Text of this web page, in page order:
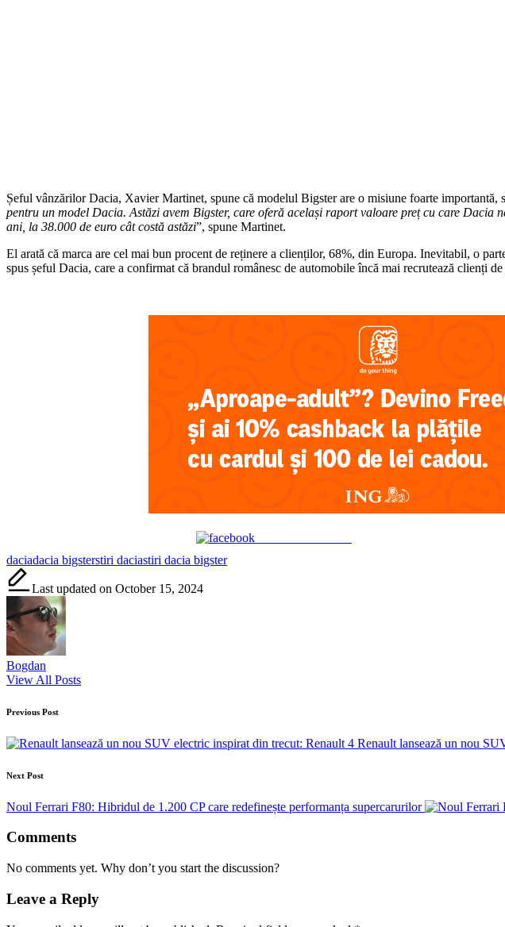
Șeful vânzărilor Dacia, Xavier Martinet, spune că modelul Bigster are o misiune foarte importantă,
pentru un model Dacia. Astăzi avem Bigster, care oferă același raport valoare preț cu care
ani, la 38.000 de euro cât costă astăzi”, spune Martinet.
El arată că marca are cel mai bun procent de reținere a clienților, 68%, din Europa. Inevitabil, o
spus șeful Dacia, care a confirmat că brandul românesc de automobile încă mai recrutează clienți
Tags:
daciadacia bigsterstiri daciastiri dacia bigster
Last updated on October 15, 2024
Bogdan
View All Posts
Post
navigation
Previous Post
Renault lansează un nou
Next Post
Noul Ferrari F80: Hibridul de 1.200 CP care redefinește performanța supercarurilor
Comments
No comments yet. Why don’t you start the discussion?
Leave a Reply